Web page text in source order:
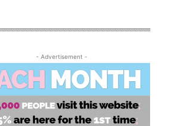
- Advertisement -